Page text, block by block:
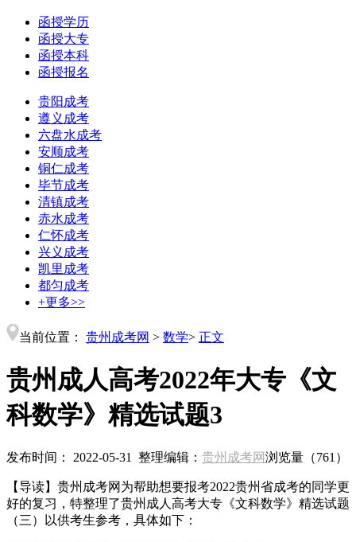
函授学历
函授大专
函授本科
函授报名
贵阳成考
遵义成考
六盘水成考
安顺成考
铜仁成考
毕节成考
清镇成考
赤水成考
仁怀成考
兴义成考
凯里成考
都匀成考
+更多>>
当前位置： 贵州成考网 > 数学> 正文
贵州成人高考2022年大专《文
科数学》精选试题3
发布时间： 2022-05-31 整理编辑： 贵州成考网浏览量（761）
【导读】贵州成考网为帮助想要报考2022贵州省成考的同学更
好的复习，特整理了贵州成人高考大专《文科数学》精选试题
（三）以供考生参考，具体如下：